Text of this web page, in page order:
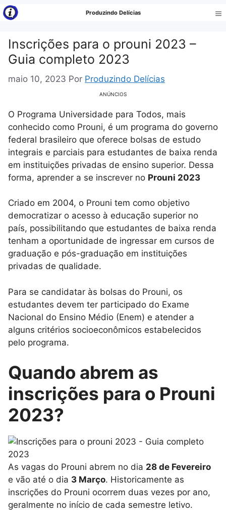
Pular
para
conteúdo
Produzindo Delícias
Inscrições para o prouni 2023 –
Guia completo 2023
maio 10, 2023 Por Produzindo Delícias
ANÚNCIOS
O Programa Universidade para Todos, mais
conhecido como Prouni, é um programa do governo
federal brasileiro que oferece bolsas de estudo
integrais e parciais para estudantes de baixa renda
em instituições privadas de ensino superior. Dessa
forma, aprender a se inscrever no Prouni 2023
Criado em 2004, o Prouni tem como objetivo
democratizar o acesso à educação superior no
país, possibilitando que estudantes de baixa renda
tenham a oportunidade de ingressar em cursos de
graduação e pós-graduação em instituições
privadas de qualidade.
Para se candidatar às bolsas do Prouni, os
estudantes devem ter participado do Exame
Nacional do Ensino Médio (Enem) e atender a
alguns critérios socioeconômicos estabelecidos
pelo programa.
Quando abrem as
inscrições para o Prouni
2023?
As vagas do Prouni abrem no dia 28 de Fevereiro
e vão até o dia 3 Março. Historicamente as
inscrições do Prouni ocorrem duas vezes por ano,
geralmente no início de cada semestre letivo.